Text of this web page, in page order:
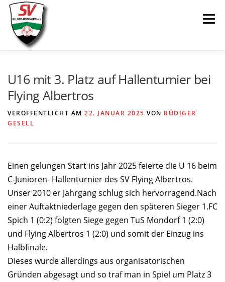
Zum
Inhalt
springen
Menü
U16 mit 3. Platz auf Hallenturnier bei
Flying Albertros
VERÖFFENTLICHT AM 22. JANUAR 2025 VON RÜDIGER
GESELL
Einen gelungen Start ins Jahr 2025 feierte die U 16 beim
C-Junioren- Hallenturnier des SV Flying Albertros.
Unser 2010 er Jahrgang schlug sich hervorragend.Nach
einer Auftaktniederlage gegen den späteren Sieger 1.FC
Spich 1 (0:2) folgten Siege gegen TuS Mondorf 1 (2:0)
und Flying Albertros 1 (2:0) und somit der Einzug ins
Halbfinale.
Dieses wurde allerdings aus organisatorischen
Gründen abgesagt und so traf man in Spiel um Platz 3